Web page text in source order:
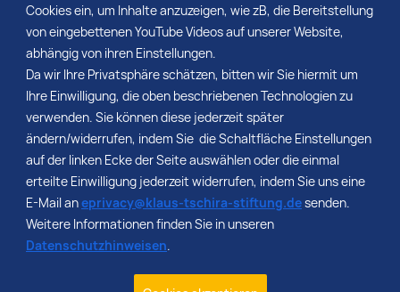
Cookies ein, um Inhalte anzuzeigen, wie zB, die Bereitstellung
von eingebettenen YouTube Videos auf unserer Website,
abhängig von ihren Einstellungen.
Da wir Ihre Privatsphäre schätzen, bitten wir Sie hiermit um
Ihre Einwilligung, die oben beschriebenen Technologien zu
verwenden. Sie können diese jederzeit später
ändern/widerrufen, indem Sie die Schaltfläche Einstellungen
auf der linken Ecke der Seite auswählen oder die einmal
erteilte Einwilligung jederzeit widerrufen, indem Sie uns eine
E-Mail aneprivacy@klaus-tschira-stiftung.desenden.
Weitere Informationen finden Sie in unseren
Datenschutzhinweisen.
Klaus Tschira Stiftung gGmbH
Schloss-Wolfsbrunnenweg 33
Kontakt
Stellenangebote
Impressum
Datenschutz
Barrierefreiheit